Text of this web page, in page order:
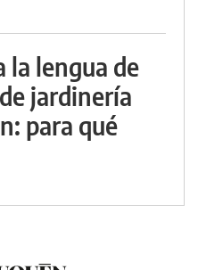
la lengua de
jardinería
para qué